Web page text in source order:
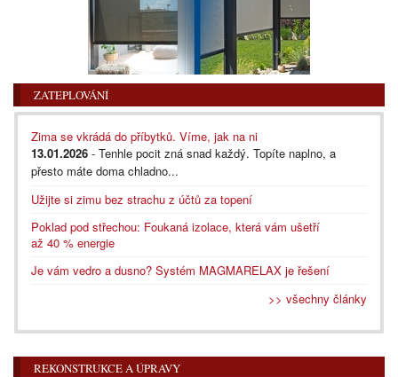
ZATEPLOVÁNÍ
Zima se vkrádá do příbytků. Víme, jak na ni
13.01.2026 - Tenhle pocit zná snad každý. Topíte naplno, a
přesto máte doma chladno...
Užijte si zimu bez strachu z účtů za topení
Poklad pod střechou: Foukaná izolace, která vám ušetří
až 40 % energie
Je vám vedro a dusno? Systém MAGMARELAX je řešení
>> všechny články
REKONSTRUKCE A ÚPRAVY